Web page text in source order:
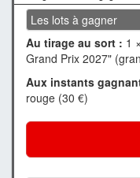
Les lots à gagner
Au tirage au sort : 1
Grand Prix 2027"
Aux instants
rouge (30 €)